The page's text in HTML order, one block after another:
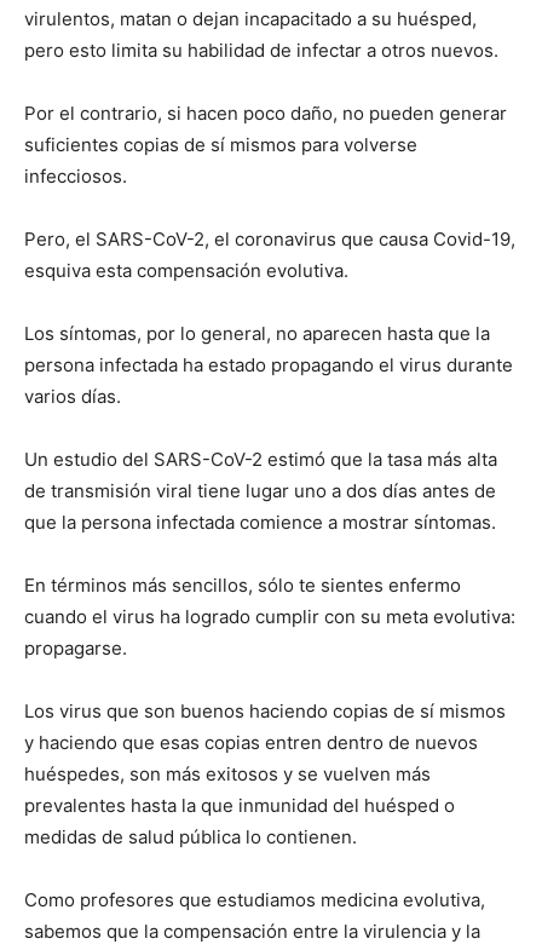
virulentos, matan o dejan incapacitado a su huésped,
pero esto limita su habilidad de infectar a otros nuevos.
Por el contrario, si hacen poco daño, no pueden generar
suficientes copias de sí mismos para volverse
infecciosos.
Pero, el SARS-CoV-2, el coronavirus que causa Covid-19,
esquiva esta compensación evolutiva.
Los síntomas, por lo general, no aparecen hasta que la
persona infectada ha estado propagando el virus durante
varios días.
Un estudio del SARS-CoV-2 estimó que la tasa más alta
de transmisión viral tiene lugar uno a dos días antes de
que la persona infectada comience a mostrar síntomas.
En términos más sencillos, sólo te sientes enfermo
cuando el virus ha logrado cumplir con su meta evolutiva:
propagarse.
Los virus que son buenos haciendo copias de sí mismos
y haciendo que esas copias entren dentro de nuevos
huéspedes, son más exitosos y se vuelven más
prevalentes hasta la que inmunidad del huésped o
medidas de salud pública lo contienen.
Como profesores que estudiamos medicina evolutiva,
sabemos que la compensación entre la virulencia y la